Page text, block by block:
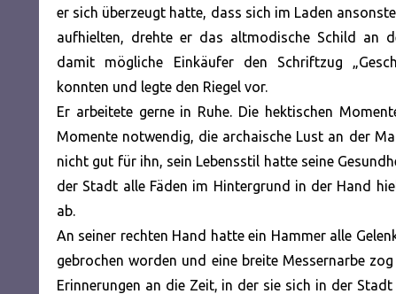
er sich überzeugt hatte, dass sich im Laden
aufhielten, drehte er das altmodische Schild an
damit mögliche Einkäufer den Schriftzug
konnten und legte den Riegel vor.
Er arbeitete gerne in Ruhe. Die hektischen
Momente notwendig, die archaische Lust an der
nicht gut für ihn, sein Lebensstil hatte seine
der Stadt alle Fäden im Hintergrund in der Hand
ab.
An seiner rechten Hand hatte ein Hammer alle
gebrochen worden und eine breite Messernarbe
Erinnerungen an die Zeit, in der sie sich in der